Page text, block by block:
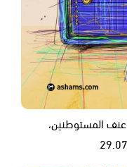
عنف المستوطنين،